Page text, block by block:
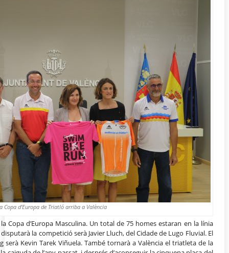
Copa d’Europa de Triatló arriba a València
Copa d’Europa Masculina. Un total de 75 homes estaran en la línia
la competició serà Javier Lluch, del Cidade de Lugo Fluvial. El
Kevin Tarek Viñuela. També tornarà a València el triatleta de la